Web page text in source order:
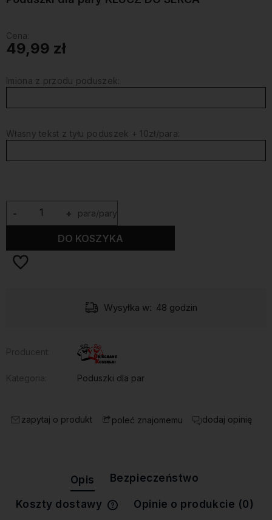
Cena:
49,99 zł
Imiona z przodu poduszek:
Własny tekst z tyłu poduszek + 10zł/para:
+
- para/pary
DO KOSZYKA
Wysyłka w: 48 godzin
Poduszki dla par
zapytaj o produkt poleć znajomemu dodaj opinię
Opis Bezpieczeństwo
Koszty dostawy
Cena nie zawiera ewentualnych
Opinie o produkcie (0)